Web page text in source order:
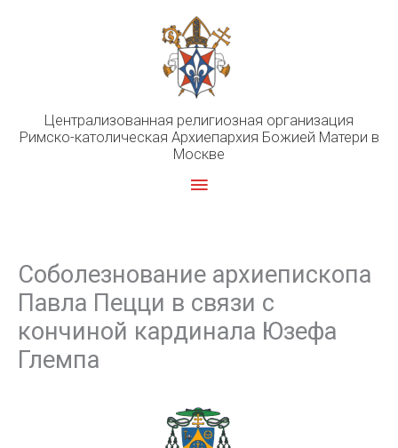
Централизованная религиозная организация
Римско-католическая Архиепархия Божией Матери в
Москве
Главное
Соболезнование архиепископа
Павла Пецци в связи с
кончиной кардинала Юзефа
Глемпа